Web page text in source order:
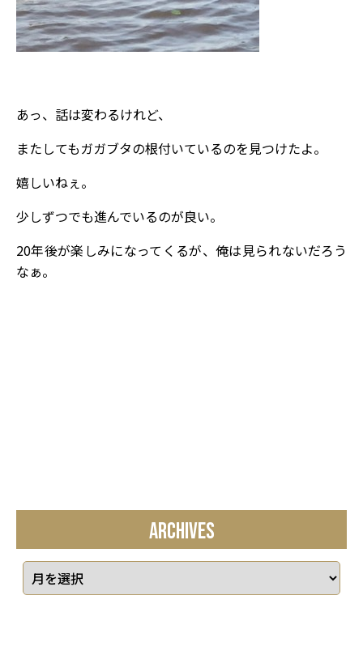
あっ、話は変わるけれど、
またしてもガガブタの根付いているのを見つけたよ。
嬉しいねぇ。
少しずつでも進んでいるのが良い。
20年後が楽しみになってくるが、俺は見られないだろう
なぁ。
ARCHIVES